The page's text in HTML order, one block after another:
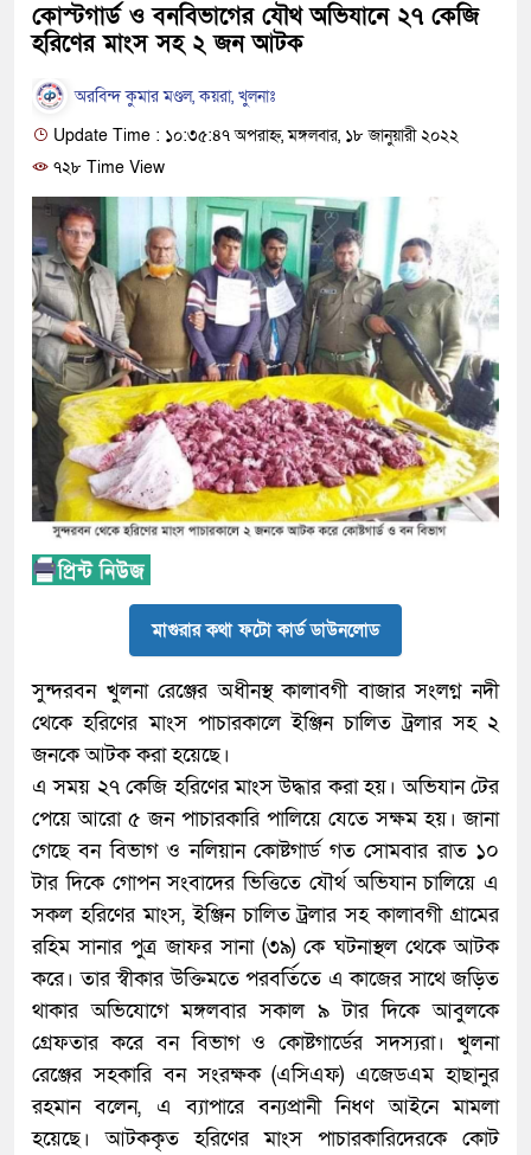
কোস্টগার্ড ও বনবিভাগের যৌথ অভিযানে ২৭ কেজি
হরিণের মাংস সহ ২ জন আটক
অরবিন্দ কুমার মণ্ডল, কয়রা, খুলনাঃ
Update Time : ১০:৩৫:৪৭ অপরাহ্ন, মঙ্গলবার, ১৮ জানুয়ারী ২০২২
৭২৮ Time View
মাগুরার কথা ফটো কার্ড ডাউনলোড
সুন্দরবন খুলনা রেঞ্জের অধীনস্থ কালাবগী বাজার সংলগ্ন নদী
থেকে হরিণের মাংস পাচারকালে ইঞ্জিন চালিত ট্রলার সহ ২
জনকে আটক করা হয়েছে।
এ সময় ২৭ কেজি হরিণের মাংস উদ্ধার করা হয়। অভিযান টের
পেয়ে আরো ৫ জন পাচারকারি পালিয়ে যেতে সক্ষম হয়। জানা
গেছে বন বিভাগ ও নলিয়ান কোষ্টগার্ড গত সোমবার রাত ১০
টার দিকে গোপন সংবাদের ভিত্তিতে যৌর্থ অভিযান চালিয়ে এ
সকল হরিণের মাংস, ইঞ্জিন চালিত ট্রলার সহ কালাবগী গ্রামের
রহিম সানার পুত্র জাফর সানা (৩৯) কে ঘটনাস্থল থেকে আটক
করে। তার স্বীকার উক্তিমতে পরবর্তিতে এ কাজের সাথে জড়িত
থাকার অভিযোগে মঙ্গলবার সকাল ৯ টার দিকে আবুলকে
গ্রেফতার করে বন বিভাগ ও কোষ্টগার্ডের সদস্যরা। খুলনা
রেঞ্জের সহকারি বন সংরক্ষক (এসিএফ) এজেডএম হাছানুর
রহমান বলেন, এ ব্যাপারে বন্যপ্রানী নিধণ আইনে মামলা
হয়েছে। আটককৃত হরিণের মাংস পাচারকারিদেরকে কোট